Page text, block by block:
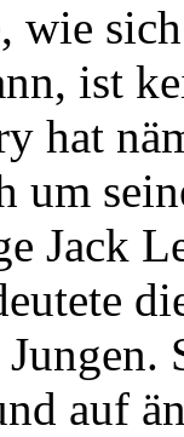
wie
ist
hat
um
Jack
auf